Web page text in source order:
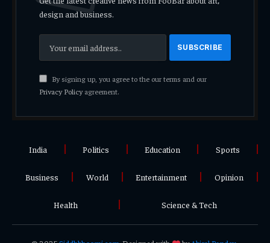
design and business.
By signing up, you agree to the our terms and our
Privacy Policyagreement.
India Politics Education Sports
Business World Entertainment Opinion
Health Science & Tech